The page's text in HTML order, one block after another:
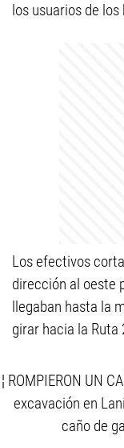
los usuarios de
Los efectivos
dirección al oeste
llegaban hasta la
girar hacia la Ruta
¦ ROMPIERON UN
excavación en
caño de